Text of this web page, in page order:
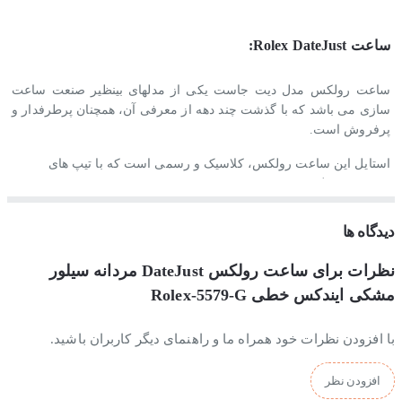
ساعت Rolex DateJust:
ساعت رولکس مدل دیت جاست یکی از مدلهای بینظیر صنعت ساعت
سازی می باشد که با گذشت چند دهه از معرفی آن، همچنان پرطرفدار و
پرفروش است.
استایل این ساعت رولکس، کلاسیک و رسمی است که با تیپ های
جنس بند و بدنه ساعت رولکس دیت جاست
جنس بدنه، بند و قفل این ساعت رولکس از استیل ضدزنگ و
ضدحساسیت ساخته شده است و بخاطر آبکاری قوی و با ثباتی که بروی
دیدگاه ها
نظرات برای ساعت رولکس DateJust مردانه سیلور
مشکی ایندکس خطی Rolex-5579-G
با افزودن نظرات خود همراه ما و راهنمای دیگر کاربران باشید.
افزودن نظر